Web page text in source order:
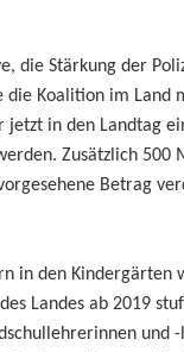
die Stärkung der
die Koalition im Land
jetzt in den Landtag
Zusätzlich
Betrag
in den
Landes ab 2019